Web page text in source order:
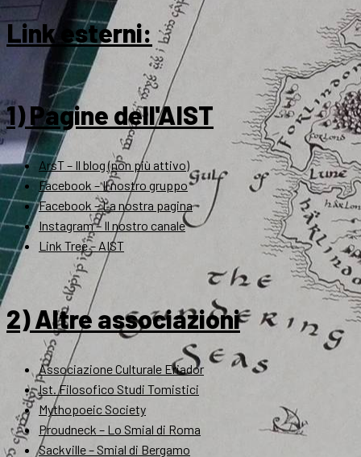
Link esterni:
1) Pagine dell'AIST
ArsT – Il blog (non più attivo)
Facebook – Il nostro gruppo
Facebook – La nostra pagina
Instagram – Il nostro canale
Link Tree – AIST
2) Altre associazioni
Associazione Culturale Eriador
Ist. Filosofico Studi Tomistici
Mythopoeic Society
Proudneck – Lo Smial di Roma
Sackville – Smial di Bergamo